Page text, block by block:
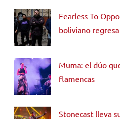
Fearless To
boliviano
Muma: el dúo
flamencas
Stonecast lleva